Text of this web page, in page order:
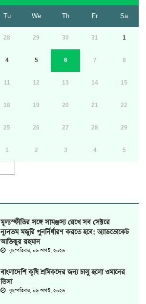
Tu We Th Fr Sa
28 29 30 31 1
4 5 6 7 8
11 12 13 14 15
18 19 20 21 22
25 26 27 28 29
1 2 3 4 5
মূল্যস্ফীতির সঙ্গে সামঞ্জস্য রেখে সব সেক্টরে
ন্যূনতম মজুরি পুনর্নির্ধারণ করতে হবে: অ্যাডভোকেট
আতিকুর রহমান
বৃহস্পতিবার, ০৬ আগস্ট, ২০২৬
বাংলাদেশি কৃষি শ্রমিকদের জন্য চালু হলো ওমানের
ভিসা
বৃহস্পতিবার, ০৬ আগস্ট, ২০২৬